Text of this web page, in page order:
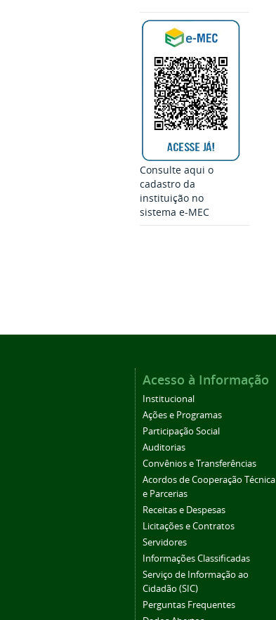
Consulte aqui o
cadastro da
instituição no
sistema e-MEC
Acesso à Informação
Institucional
Ações e Programas
Participação Social
Auditorias
Convênios e Transferências
Acordos de Cooperação Técnica
e Parcerias
Receitas e Despesas
Licitações e Contratos
Servidores
Informações Classificadas
Serviço de Informação ao
Cidadão (SIC)
Perguntas Frequentes